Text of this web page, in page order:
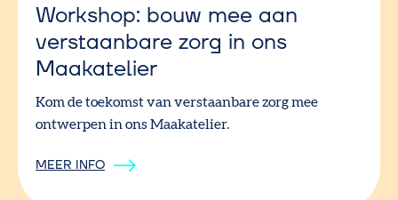
Workshop: bouw mee aan
verstaanbare zorg in ons
Maakatelier
Kom de toekomst van verstaanbare zorg mee
ontwerpen in ons Maakatelier.
MEER INFO